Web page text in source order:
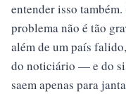
entender isso
problema não é tão
além de um país
do noticiário — e do
saem apenas para